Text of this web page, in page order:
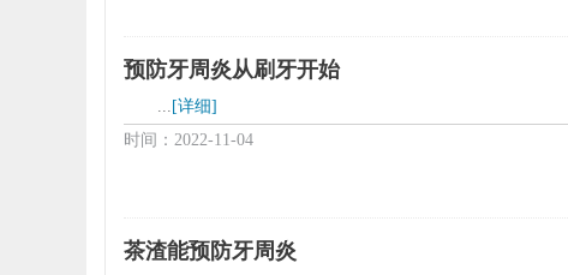
预防牙周炎从刷牙开始
[详细]
时间：2022-11-04
茶渣能预防牙周炎